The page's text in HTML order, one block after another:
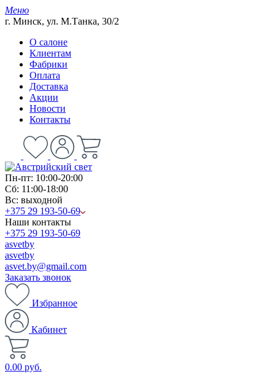
Меню
г. Минск, ул. М.Танка, 30/2
О салоне
Клиентам
Фабрики
Оплата
Доставка
Акции
Новости
Контакты
Пн-пт: 10:00-20:00
Сб: 11:00-18:00
Вс: выходной
+375 29 193-50-69
Наши контакты
+375 29 193-50-69
asvetby
asvetby
asvet.by@gmail.com
Заказать звонок
Избранное
Кабинет
0.00 руб.